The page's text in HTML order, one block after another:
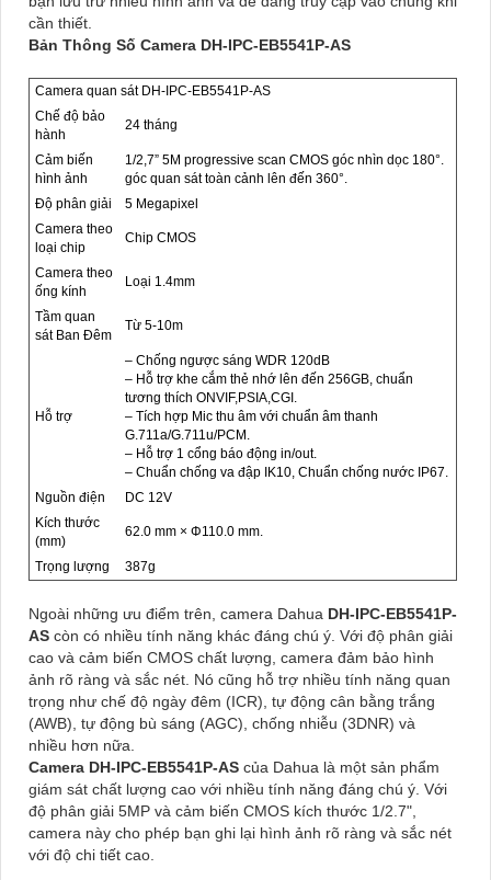
cần thiết.
Bản Thông Số Camera DH-IPC-EB5541P-AS
Camera quan sát DH-IPC-EB5541P-AS
Chế độ bảo
hành
24 tháng
Cảm biến
hình ảnh
1/2,7” 5M progressive scan CMOS góc nhìn dọc 180°.
góc quan sát toàn cảnh lên đến 360°.
Độ phân giải
5 Megapixel
Camera theo
loại chip
Chip CMOS
Camera theo
ống kính
Loại 1.4mm
Tầm quan
sát Ban Đêm
Từ 5-10m
Hỗ trợ
– Chống ngược sáng WDR 120dB
– Hỗ trợ khe cắm thẻ nhớ lên đến 256GB, chuẩn
tương thích ONVIF,PSIA,CGI.
– Tích hợp Mic thu âm với chuẩn âm thanh
G.711a/G.711u/PCM.
– Hỗ trợ 1 cổng báo động in/out.
– Chuẩn chống va đập IK10, Chuẩn chống nước IP67.
Nguồn điện
DC 12V
Kích thước
(mm)
62.0 mm × Φ110.0 mm.
Trọng lượng 387g
Ngoài những ưu điểm trên, camera Dahua DH-IPC-EB5541P-
AS còn có nhiều tính năng khác đáng chú ý. Với độ phân giải
cao và cảm biến CMOS chất lượng, camera đảm bảo hình
ảnh rõ ràng và sắc nét. Nó cũng hỗ trợ nhiều tính năng quan
trọng như chế độ ngày đêm (ICR), tự động cân bằng trắng
(AWB), tự động bù sáng (AGC), chống nhiễu (3DNR) và
nhiều hơn nữa.
Camera DH-IPC-EB5541P-AS của Dahua là một sản phẩm
giám sát chất lượng cao với nhiều tính năng đáng chú ý. Với
độ phân giải 5MP và cảm biến CMOS kích thước 1/2.7",
camera này cho phép bạn ghi lại hình ảnh rõ ràng và sắc nét
với độ chi tiết cao.